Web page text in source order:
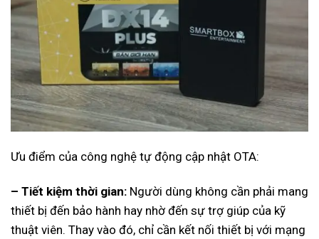
Ưu điểm của công nghệ tự động cập nhật OTA:
– Tiết kiệm thời gian: Người dùng không cần phải mang
thiết bị đến bảo hành hay nhờ đến sự trợ giúp của kỹ
thuật viên. Thay vào đó, chỉ cần kết nối thiết bị với mạng